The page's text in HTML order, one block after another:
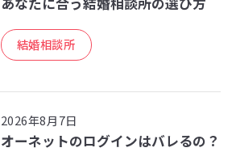
結婚相談所
2026年8月7日
オーネットのログインはバレるの？